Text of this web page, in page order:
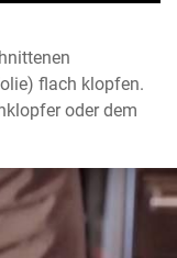
flach klopfen.
oder dem